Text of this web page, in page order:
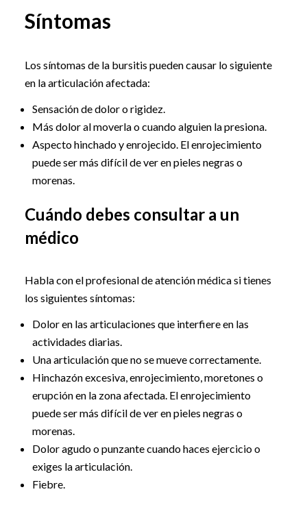
Síntomas
Los síntomas de la bursitis pueden causar lo siguiente
en la articulación afectada:
Sensación de dolor o rigidez.
Más dolor al moverla o cuando alguien la presiona.
Aspecto hinchado y enrojecido. El enrojecimiento
puede ser más difícil de ver en pieles negras o
morenas.
Cuándo debes consultar a un
médico
Habla con el profesional de atención médica si tienes
los siguientes síntomas:
Dolor en las articulaciones que interfiere en las
actividades diarias.
Una articulación que no se mueve correctamente.
Hinchazón excesiva, enrojecimiento, moretones o
erupción en la zona afectada. El enrojecimiento
puede ser más difícil de ver en pieles negras o
morenas.
Dolor agudo o punzante cuando haces ejercicio o
exiges la articulación.
Fiebre.